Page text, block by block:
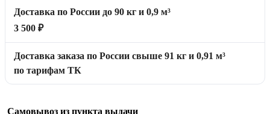
Доставка по России до 90 кг и 0,9 м³
3 500 ₽
Доставка заказа по России свыше 91 кг и 0,91 м³
по тарифам ТК
Самовывоз из пункта выдачи